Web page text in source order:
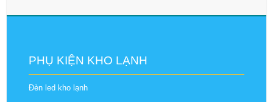
PHỤ KIỆN KHO LẠNH
Đèn led kho lạnh